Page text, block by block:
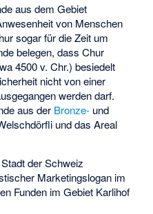
aus dem Gebiet
von Menschen
sogar für die Zeit um
belegen, dass Chur
4500 v. Chr.) besiedelt
nicht von einer
werden darf.
aus der Bronze- und
und das Areal
der Schweiz
Marketingslogan im
Funden im Gebiet Karlihof